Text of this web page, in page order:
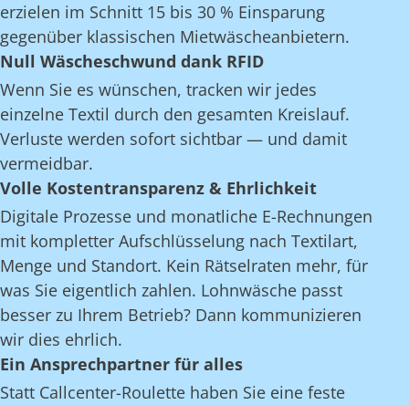
erzielen im Schnitt 15 bis 30 % Einsparung
gegenüber klassischen Mietwäscheanbietern.
Null Wäscheschwund dank RFID
Wenn Sie es wünschen, tracken wir jedes
einzelne Textil durch den gesamten Kreislauf.
Verluste werden sofort sichtbar — und damit
vermeidbar.
Volle Kostentransparenz & Ehrlichkeit
Digitale Prozesse und monatliche E-Rechnungen
mit kompletter Aufschlüsselung nach Textilart,
Menge und Standort. Kein Rätselraten mehr, für
was Sie eigentlich zahlen. Lohnwäsche passt
besser zu Ihrem Betrieb? Dann kommunizieren
wir dies ehrlich.
Ein Ansprechpartner für alles
Statt Callcenter-Roulette haben Sie eine feste